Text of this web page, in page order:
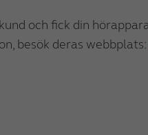
och fick din
besök deras webbplats: